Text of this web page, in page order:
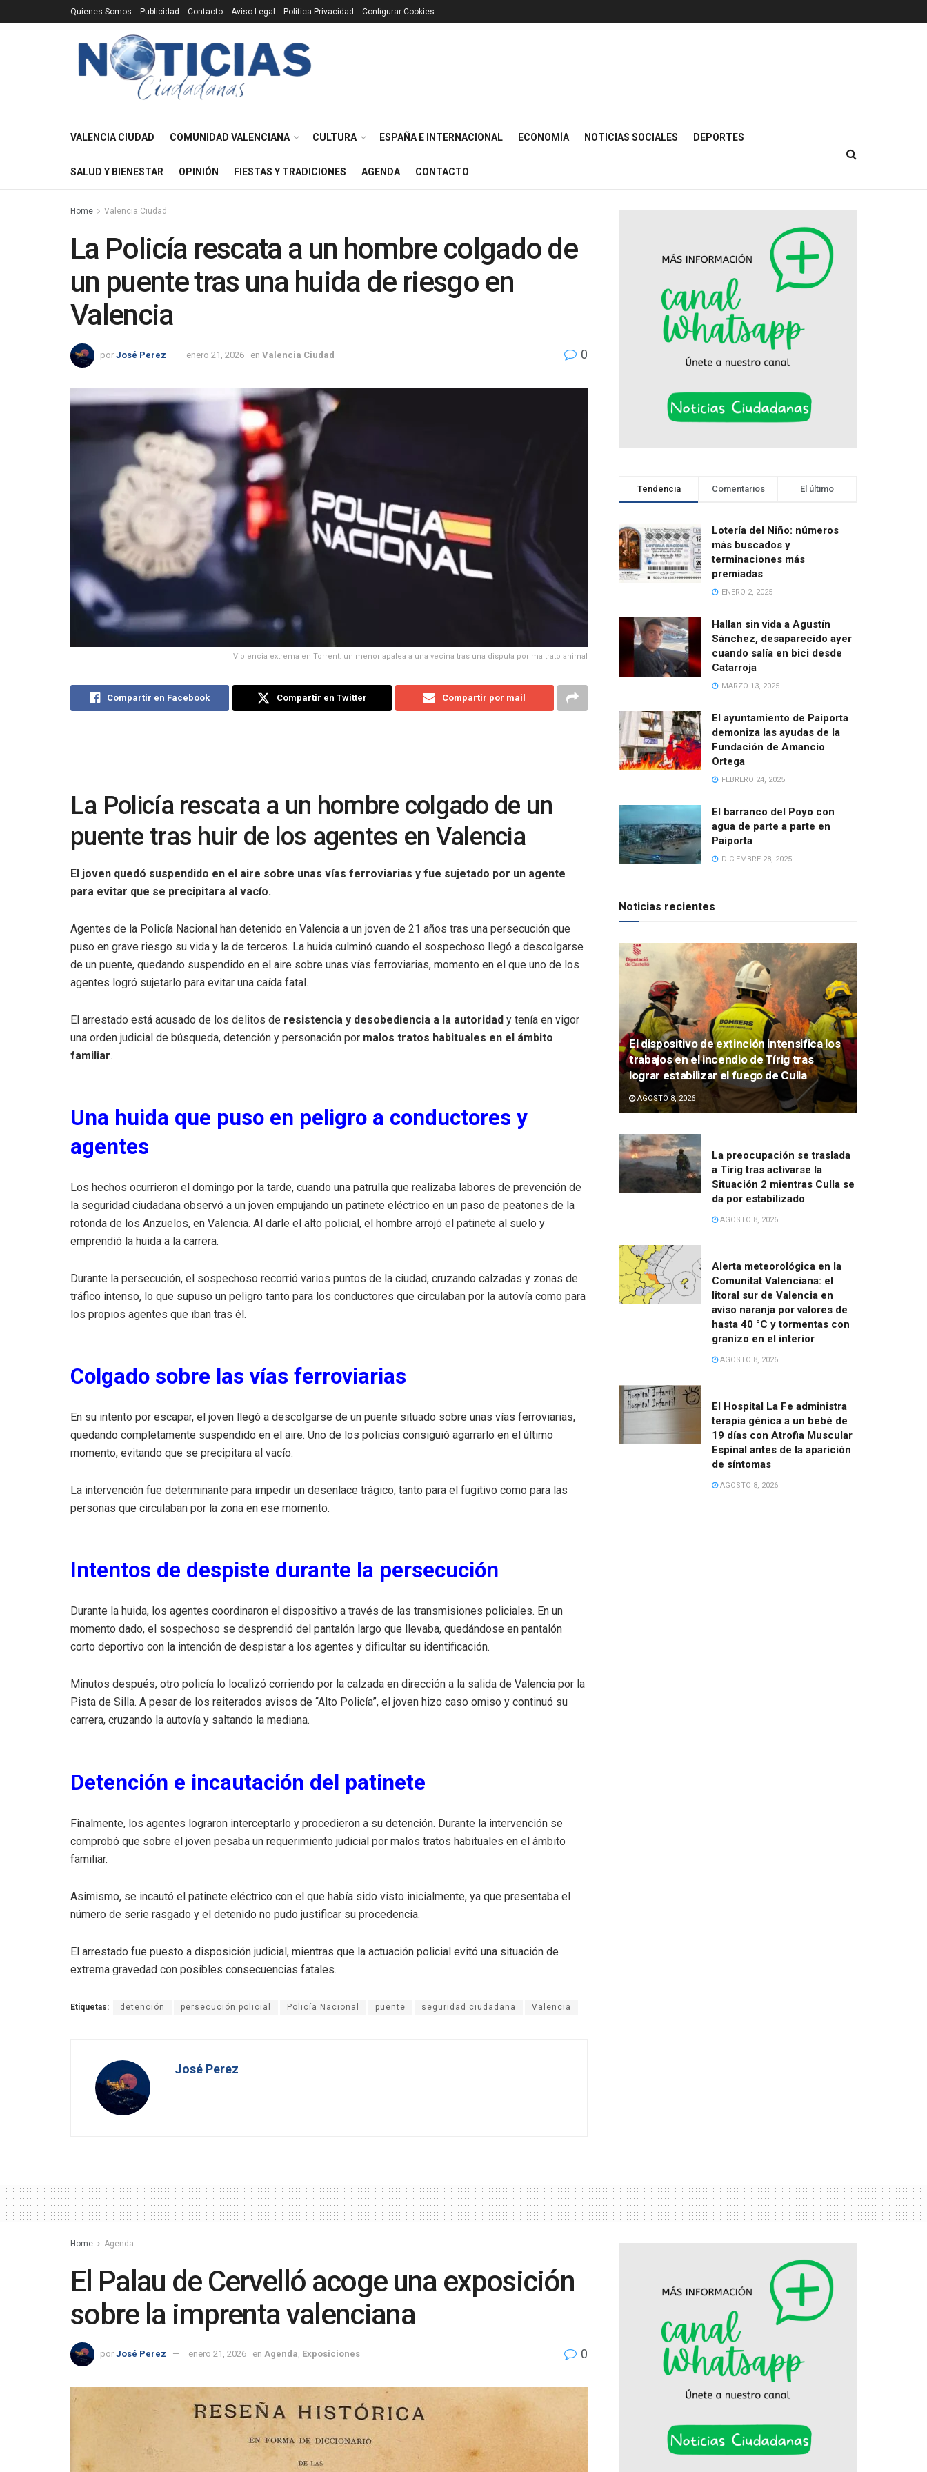
Quienes Somos Publicidad Contacto Aviso Legal Política Privacidad Configurar Cookies
VALENCIA CIUDAD COMUNIDAD VALENCIANA CULTURA ESPAÑA E INTERNACIONAL ECONOMÍA NOTICIAS SOCIALES DEPORTES
SALUD Y BIENESTAR OPINIÓN FIESTAS Y TRADICIONES AGENDA CONTACTO
Home Valencia Ciudad
La Policía rescata a un hombre colgado de
un puente tras una huida de riesgo en
Valencia
por José Perez enero 21, 2026 en Valencia Ciudad 0
Violencia extrema en Torrent: un menor apalea a una vecina tras una disputa por maltrato animal
Compartir en Facebook Compartir en Twitter Compartir por mail
La Policía rescata a un hombre colgado de un
puente tras huir de los agentes en Valencia
El joven quedó suspendido en el aire sobre unas vías ferroviarias y fue sujetado por un agente
para evitar que se precipitara al vacío.
Agentes de la Policía Nacional han detenido en Valencia a un joven de 21 años tras una persecución que
puso en grave riesgo su vida y la de terceros. La huida culminó cuando el sospechoso llegó a descolgarse
de un puente, quedando suspendido en el aire sobre unas vías ferroviarias, momento en el que uno de los
agentes logró sujetarlo para evitar una caída fatal.
El arrestado está acusado de los delitos de resistencia y desobediencia a la autoridad y tenía en vigor
una orden judicial de búsqueda, detención y personación por malos tratos habituales en el ámbito
familiar.
Una huida que puso en peligro a conductores y
agentes
Los hechos ocurrieron el domingo por la tarde, cuando una patrulla que realizaba labores de prevención de
la seguridad ciudadana observó a un joven empujando un patinete eléctrico en un paso de peatones de la
rotonda de los Anzuelos, en Valencia. Al darle el alto policial, el hombre arrojó el patinete al suelo y
emprendió la huida a la carrera.
Durante la persecución, el sospechoso recorrió varios puntos de la ciudad, cruzando calzadas y zonas de
tráfico intenso, lo que supuso un peligro tanto para los conductores que circulaban por la autovía como para
los propios agentes que iban tras él.
Colgado sobre las vías ferroviarias
En su intento por escapar, el joven llegó a descolgarse de un puente situado sobre unas vías ferroviarias,
quedando completamente suspendido en el aire. Uno de los policías consiguió agarrarlo en el último
momento, evitando que se precipitara al vacío.
La intervención fue determinante para impedir un desenlace trágico, tanto para el fugitivo como para las
personas que circulaban por la zona en ese momento.
Intentos de despiste durante la persecución
Durante la huida, los agentes coordinaron el dispositivo a través de las transmisiones policiales. En un
momento dado, el sospechoso se desprendió del pantalón largo que llevaba, quedándose en pantalón
corto deportivo con la intención de despistar a los agentes y dificultar su identificación.
Minutos después, otro policía lo localizó corriendo por la calzada en dirección a la salida de Valencia por la
Pista de Silla. A pesar de los reiterados avisos de “Alto Policía”, el joven hizo caso omiso y continuó su
carrera, cruzando la autovía y saltando la mediana.
Detención e incautación del patinete
Finalmente, los agentes lograron interceptarlo y procedieron a su detención. Durante la intervención se
comprobó que sobre el joven pesaba un requerimiento judicial por malos tratos habituales en el ámbito
familiar.
Asimismo, se incautó el patinete eléctrico con el que había sido visto inicialmente, ya que presentaba el
número de serie rasgado y el detenido no pudo justificar su procedencia.
El arrestado fue puesto a disposición judicial, mientras que la actuación policial evitó una situación de
extrema gravedad con posibles consecuencias fatales.
Etiquetas: detención persecución policial Policía Nacional puente seguridad ciudadana Valencia
José Perez
Tendencia Comentarios El último
Lotería del Niño: números
más buscados y
terminaciones más
premiadas
ENERO 2, 2025
Hallan sin vida a Agustín
Sánchez, desaparecido ayer
cuando salía en bici desde
Catarroja
MARZO 13, 2025
El ayuntamiento de Paiporta
demoniza las ayudas de la
Fundación de Amancio
Ortega
FEBRERO 24, 2025
El barranco del Poyo con
agua de parte a parte en
Paiporta
DICIEMBRE 28, 2025
Noticias recientes
El dispositivo de extinción intensifica los
trabajos en el incendio de Tírig tras
lograr estabilizar el fuego de Culla
AGOSTO 8, 2026
La preocupación se traslada
a Tírig tras activarse la
Situación 2 mientras Culla se
da por estabilizado
AGOSTO 8, 2026
Alerta meteorológica en la
Comunitat Valenciana: el
litoral sur de Valencia en
aviso naranja por valores de
hasta 40 °C y tormentas con
granizo en el interior
AGOSTO 8, 2026
El Hospital La Fe administra
terapia génica a un bebé de
19 días con Atrofia Muscular
Espinal antes de la aparición
de síntomas
AGOSTO 8, 2026
Home Agenda
El Palau de Cervelló acoge una exposición
sobre la imprenta valenciana
por José Perez enero 21, 2026 en Agenda, Exposiciones 0